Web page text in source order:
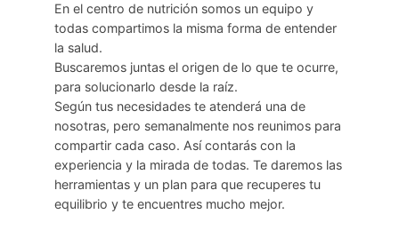
En el centro de nutrición somos un equipo y
todas compartimos la misma forma de entender
la salud.
Buscaremos juntas el origen de lo que te ocurre,
para solucionarlo desde la raíz.
Según tus necesidades te atenderá una de
nosotras, pero semanalmente nos reunimos para
compartir cada caso. Así contarás con la
experiencia y la mirada de todas. Te daremos las
herramientas y un plan para que recuperes tu
equilibrio y te encuentres mucho mejor.